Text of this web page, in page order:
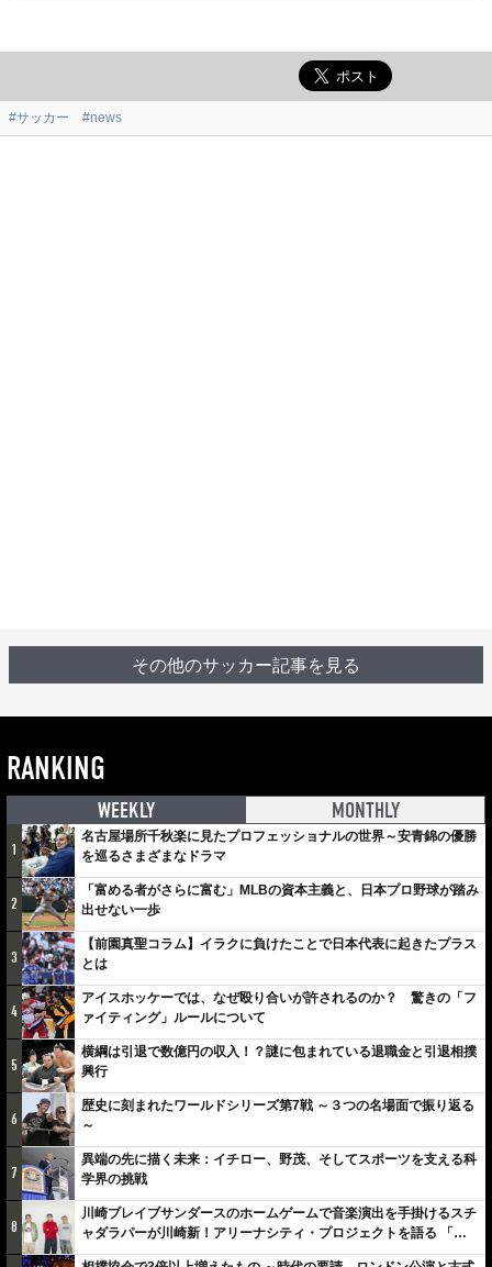
#サッカー #news
その他のサッカー記事を見る
RANKING
WEEKLY MONTHLY
1
名古屋場所千秋楽に見たプロフェッショナルの世界～安青錦の優勝
を巡るさまざまなドラマ
2
「富める者がさらに富む」MLBの資本主義と、日本プロ野球が踏み
出せない一歩
3
【前園真聖コラム】イラクに負けたことで日本代表に起きたプラス
とは
4
アイスホッケーでは、なぜ殴り合いが許されるのか？ 驚きの「フ
ァイティング」ルールについて
5
横綱は引退で数億円の収入！？謎に包まれている退職金と引退相撲
興行
6
歴史に刻まれたワールドシリーズ第7戦 ～３つの名場面で振り返る
～
7
異端の先に描く未来：イチロー、野茂、そしてスポーツを支える科
学界の挑戦
8
川崎ブレイブサンダースのホームゲームで音楽演出を手掛けるスチ
ャダラパーが川崎新！アリーナシティ・プロジェクトを語る 「楽
しみでしかないでしょ。川崎は、ずっと成長曲線だから」